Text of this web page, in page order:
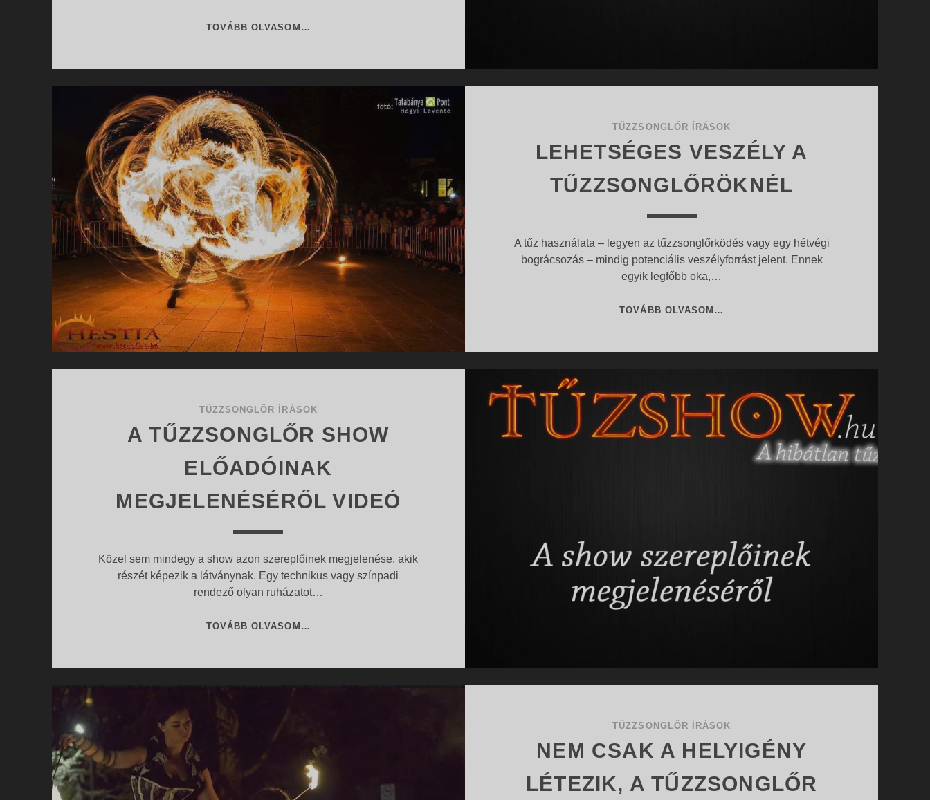
TOVÁBB OLVASOM…
TŰZZSONGLŐR ÍRÁSOK
LEHETSÉGES VESZÉLY A
TŰZZSONGLŐRÖKNÉL
A tűz használata – legyen az tűzzsonglőrködés vagy egy hétvégi
bográcsozás – mindig potenciális veszélyforrást jelent. Ennek
egyik legfőbb oka,…
TOVÁBB OLVASOM…
TŰZZSONGLŐR ÍRÁSOK
A TŰZZSONGLŐR SHOW
ELŐADÓINAK
MEGJELENÉSÉRŐL VIDEÓ
Közel sem mindegy a show azon szereplőinek megjelenése, akik
részét képezik a látványnak. Egy technikus vagy színpadi
rendező olyan ruházatot…
TOVÁBB OLVASOM…
TŰZZSONGLŐR ÍRÁSOK
NEM CSAK A HELYIGÉNY
LÉTEZIK, A TŰZZSONGLŐR